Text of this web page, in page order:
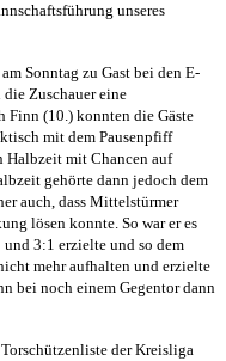
unseres
Sonntag zu Gast bei den E-
die Zuschauer eine
Finn (10.) konnten die Gäste
mit dem Pausenpfiff
Halbzeit mit Chancen auf
gehörte dann jedoch dem
auch, dass Mittelstürmer
lösen konnte. So war er es
und 3:1 erzielte und so dem
mehr aufhalten und erzielte
bei noch einem Gegentor dann
der Kreisliga